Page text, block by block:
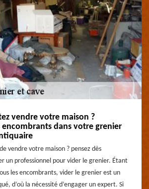
vendre votre maison ?
encombrants dans votre grenier
vendre votre maison ? pensez dès
un professionnel pour vider le grenier. Étant
les encombrants, vider le grenier est un
d’où la nécessité d’engager un expert. Si